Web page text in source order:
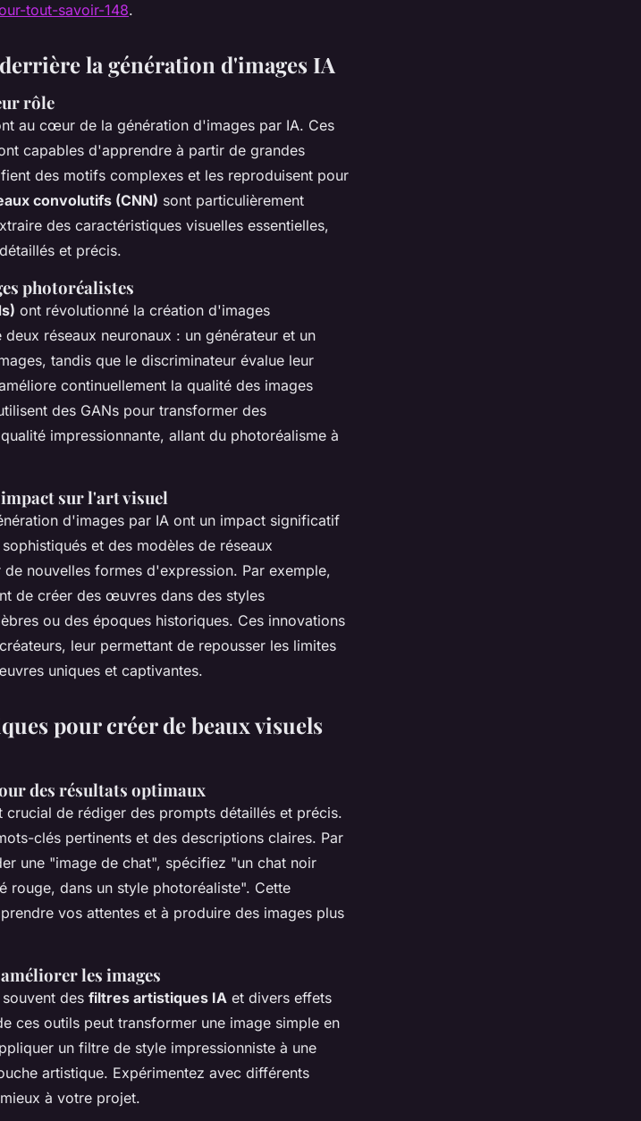
tout-savoir-148.
la génération d'images IA
rôle
au cœur de la génération d'images par IA. Ces
capables d'apprendre à partir de grandes
des motifs complexes et les reproduisent pour
convolutifs (CNN) sont particulièrement
des caractéristiques visuelles essentielles,
et précis.
photoréalistes
ont révolutionné la création d'images
réseaux neuronaux : un générateur et un
tandis que le discriminateur évalue leur
continuellement la qualité des images
des GANs pour transformer des
impressionnante, allant du photoréalisme à
sur l'art visuel
d'images par IA ont un impact significatif
et des modèles de réseaux
nouvelles formes d'expression. Par exemple,
de créer des œuvres dans des styles
ou des époques historiques. Ces innovations
leur permettant de repousser les limites
uniques et captivantes.
pour créer de beaux visuels
des résultats optimaux
crucial de rédiger des prompts détaillés et précis.
clés pertinents et des descriptions claires. Par
une "image de chat", spécifiez "un chat noir
rouge, dans un style photoréaliste". Cette
vos attentes et à produire des images plus
les images
des filtres artistiques IA et divers effets
ces outils peut transformer une image simple en
un filtre de style impressionniste à une
artistique. Expérimentez avec différents
à votre projet.